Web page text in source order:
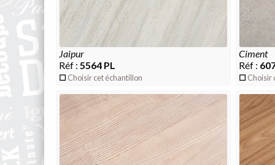
jaipur
Réf : 5564 PL
Choisir cet échantillon
ciment
Réf :
Choisir